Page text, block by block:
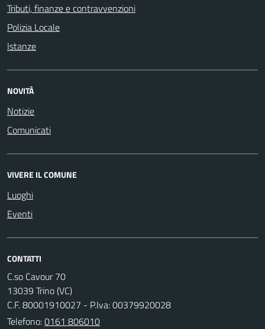
Tributi, finanze e contravvenzioni
Polizia Locale
Istanze
NOVITÀ
Notizie
Comunicati
VIVERE IL COMUNE
Luoghi
Eventi
CONTATTI
C.so Cavour 70
13039 Trino (VC)
C.F. 80001910027 - P.Iva: 00379920028
Telefono:0161 806010